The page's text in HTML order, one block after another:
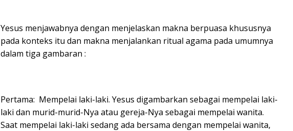
Yesus menjawabnya dengan menjelaskan makna berpuasa khususnya
pada konteks itu dan makna menjalankan ritual agama pada umumnya
dalam tiga gambaran :
Pertama: Mempelai laki-laki. Yesus digambarkan sebagai mempelai laki-
laki dan murid-murid-Nya atau gereja-Nya sebagai mempelai wanita.
Saat mempelai laki-laki sedang ada bersama dengan mempelai wanita,